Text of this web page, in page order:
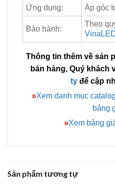
Ứng dụng:
Áp góc
Bảo hành:
Theo
Thông tin thêm về sản
bán hàng, Quý khách
tyđể cập
»Xem danh mục
bảng
»Xem bảng
Sản phẩm tương tự